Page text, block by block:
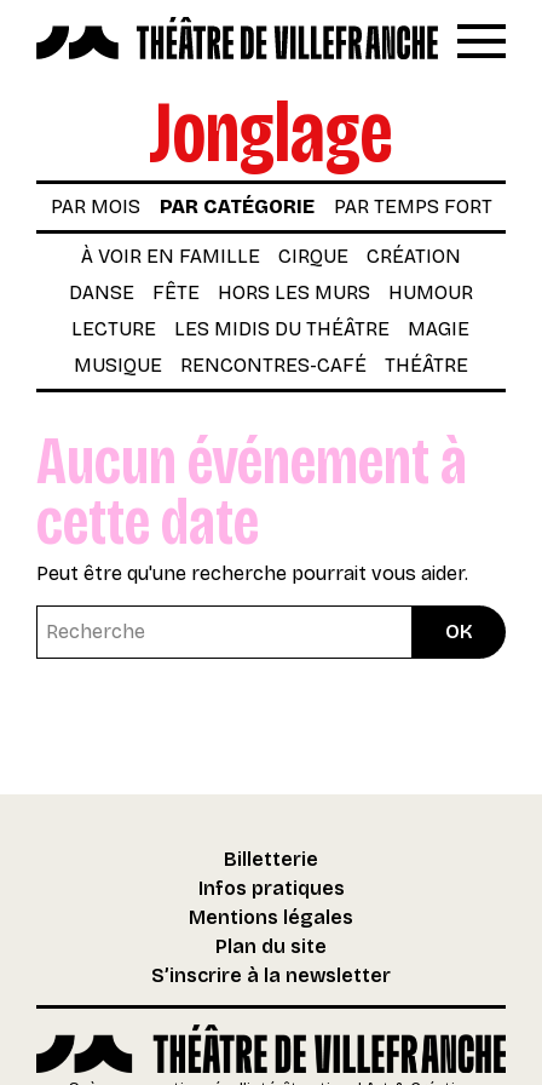
Menu
LES SPECTACLES
AUTOUR DES SPECTACLES
LE THÉÂTRE
ACTUALITÉS
VOTRE VENUE AU THÉÂTRE
S’INSCRIRE À LA NEWSLETTER
Billetterie
Jonglage
PAR MOIS PAR CATÉGORIE PAR TEMPS FORT
À VOIR EN FAMILLE CIRQUE
CRÉATION
DANSE
FÊTE HORS LES MURS
HUMOUR
LECTURE
LES MIDIS DU THÉÂTRE
MAGIE
MUSIQUE
RENCONTRES-CAFÉ THÉÂTRE
Aucun événement à
cette date
Peut être qu'une recherche pourrait vous aider.
Billetterie
Infos pratiques
Mentions légales
Plan du site
S’inscrire à la newsletter